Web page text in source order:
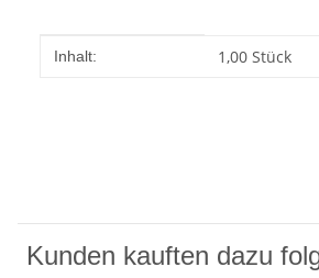
Produkteigenschaft
Wert
Inhalt: 1,00 Stück
Kunden kauften dazu